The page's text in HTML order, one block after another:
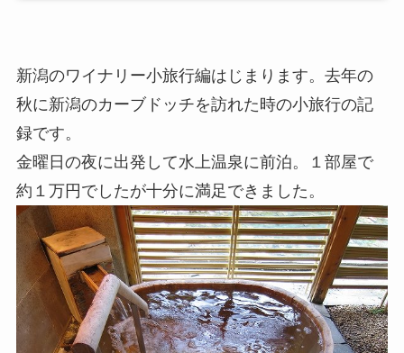
新潟のワイナリー小旅行編はじまります。去年の
秋に新潟のカーブドッチを訪れた時の小旅行の記
録です。
金曜日の夜に出発して水上温泉に前泊。１部屋で
約１万円でしたが十分に満足できました。